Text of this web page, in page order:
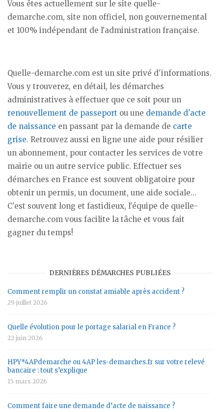
Vous êtes actuellement sur le site quelle-
demarche.com, site non officiel, non gouvernemental
et 100% indépendant de l'administration française.
Quelle-demarche.com est un site privé d'informations.
Vous y trouverez, en détail, les démarches
administratives à effectuer que ce soit pour un
renouvellement de passeport ou une demande d'acte
de naissance en passant par la demande de carte
grise. Retrouvez aussi en ligne une aide pour résilier
un abonnement, pour contacter les services de votre
mairie ou un autre service public. Effectuer ses
démarches en France est souvent obligatoire pour
obtenir un permis, un document, une aide sociale...
C'est souvent long et fastidieux, l'équipe de quelle-
demarche.com vous facilite la tâche et vous fait
gagner du temps!
DERNIÈRES DÉMARCHES PUBLIÉES
Comment remplir un constat amiable après accident ?
29 juillet 2026
Quelle évolution pour le portage salarial en France ?
22 juin 2026
HPY*4APdemarche ou 4AP les-demarches.fr sur votre relevé
bancaire : tout s’explique
15 mars 2026
Comment faire une demande d’acte de naissance ?